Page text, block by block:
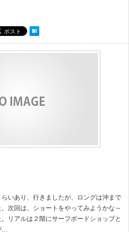
いあり、行きましたが、ロングは沖まで
次回は、ショートをやってみようかな～
リアルは２階にサーフボードショップと